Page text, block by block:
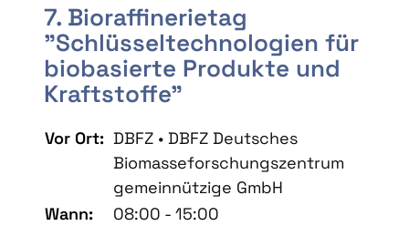
7. Bioraffinerietag
"Schlüsseltechnologien für
biobasierte Produkte und
Kraftstoffe"
Vor Ort: DBFZ • DBFZ Deutsches
Biomasseforschungszentrum
gemeinnützige GmbH
Wann:
08:00 - 15:00